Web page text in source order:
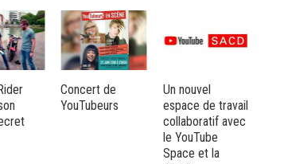
Concert de
YouTubeurs
Un nouvel
espace de travail
collaboratif avec
le YouTube
Space et la